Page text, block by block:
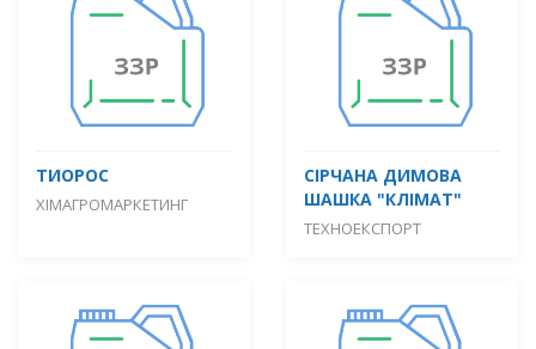
ТИОРОС
ХІМАГРОМАРКЕТИНГ
СІРЧАНА ДИМОВА
ШАШКА "КЛІМАТ"
ТЕХНОЕКСПОРТ